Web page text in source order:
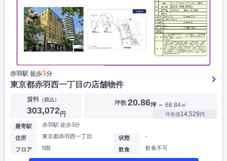
赤羽駅 徒歩3分
東京都赤羽西一丁目の店舗物件
賃料（税込）
303,072円
坪数20.86坪 ＝ 68.84㎡
坪単価14,529円
最寄駅 赤羽駅 徒歩3分
住所 東京都赤羽西一丁目
フロア 5階
状態 -
飲食 飲食不可